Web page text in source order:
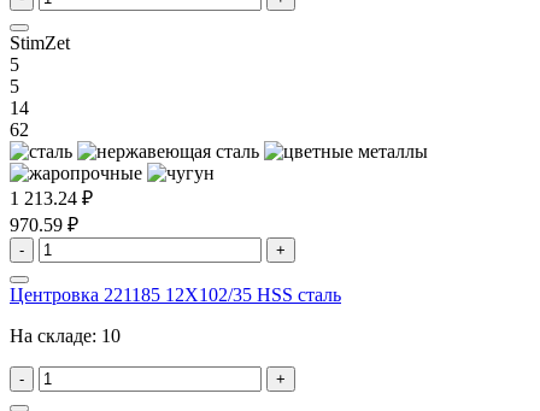
StimZet
5
5
14
62
1 213.24 ₽
970.59 ₽
- +
Центровка 221185 12X102/35 HSS сталь
На складе: 10
- +